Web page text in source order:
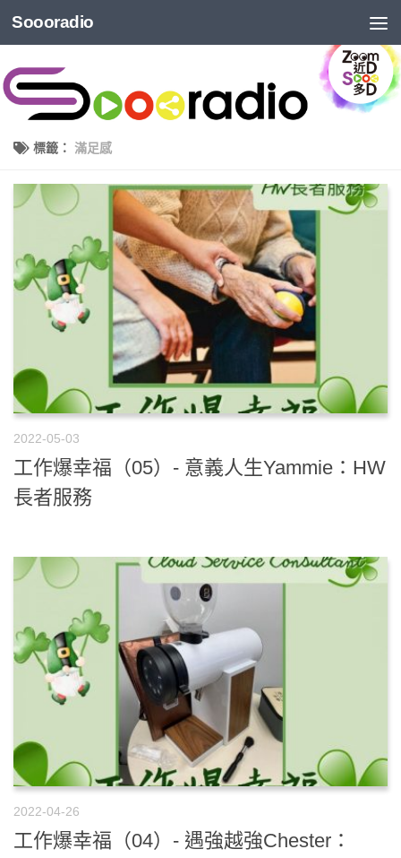
Soooradio
標籤： 滿足感
2022-05-03
工作爆幸福（05）- 意義人生Yammie：HW
長者服務
2022-04-26
工作爆幸福（04）- 遇強越強Chester：